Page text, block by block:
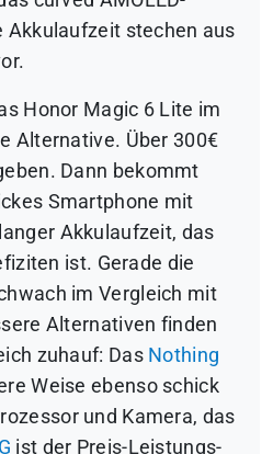
Akkulaufzeit stechen aus
Honor Magic 6 Lite im
Alternative. Über 300€
Dann bekommt
Smartphone mit
Akkulaufzeit, das
ist. Gerade die
im Vergleich mit
Alternativen finden
zuhauf: Das Nothing
Weise ebenso schick
und Kamera, das
ist der Preis-Leistungs-